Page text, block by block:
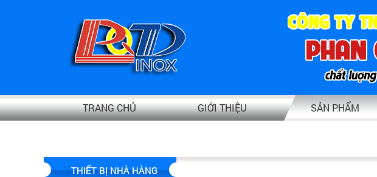
TRANG CHỦ GIỚI THIỆU SẢN PHẨM
THIẾT BỊ NHÀ HÀNG